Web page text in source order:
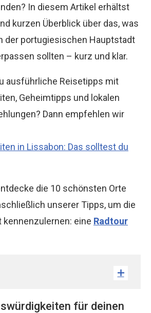
In diesem Artikel erhältst
kurzen Überblick über das, was
der portugiesischen Hauptstadt
sollten – kurz und klar.
ausführliche Reisetipps mit
Geheimtipps und lokalen
Dann empfehlen wir
in Lissabon: Das solltest du
die 10 schönsten Orte
unserer Tipps, um die
eine Radtour
für deinen